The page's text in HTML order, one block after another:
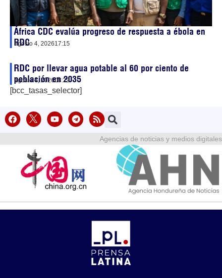
África CDC evalúa progreso de respuesta a ébola en
RDC
agosto 4, 202617:15
RDC por llevar agua potable al 60 por ciento de
población en 2035
agosto 4, 202608:29
[bcc_tasas_selector]
Agencias de noticias y medios digitales